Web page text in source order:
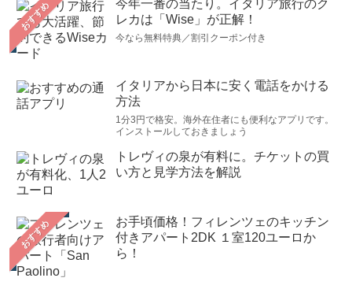
おすすめ
今年一番の当たり。イタリア旅行のク
レカは「Wise」が正解！
今なら無料特典／割引クーポン付き
イタリアから日本に安く電話をかける
方法
1分3円で格安。海外在住者にも便利なアプリです。
インストールしておきましょう
トレヴィの泉が有料に。チケットの買
い方と見学方法を解説
おすすめ
お手頃価格！フィレンツェのキッチン
付きアパート2DK １室120ユーロか
ら！